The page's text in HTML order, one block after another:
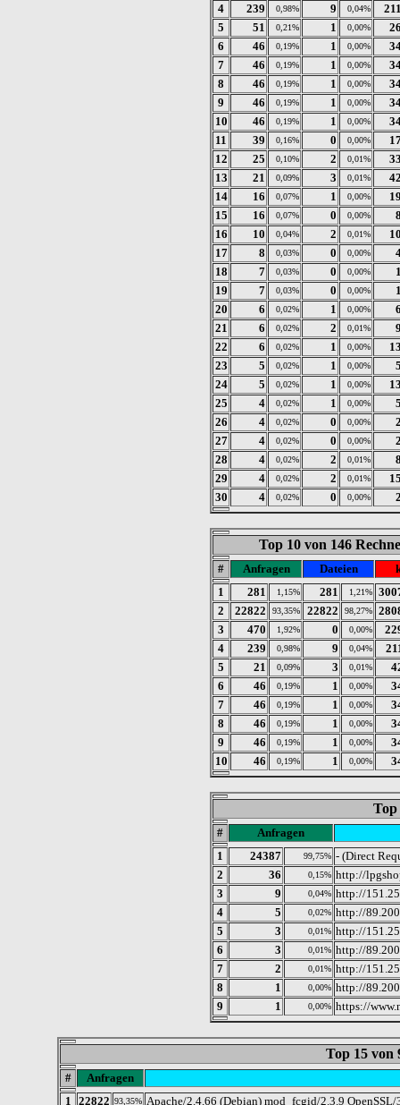
4
239 0,98% 9 0,04%
5
51 0,21% 1 0,00%
6
46 0,19% 1 0,00%
7
46 0,19% 1 0,00%
8
46 0,19% 1 0,00%
9
46 0,19% 1 0,00%
10
46 0,19% 1 0,00%
11
39 0,16% 0 0,00%
12
25 0,10% 2 0,01%
13
21 0,09% 3 0,01%
14
16 0,07% 1 0,00%
15
16 0,07% 0 0,00%
16
10 0,04% 2 0,01%
17
8 0,03% 0 0,00%
18
7 0,03% 0 0,00%
19
7 0,03% 0 0,00%
20
6 0,02% 1 0,00%
21
6 0,02% 2 0,01%
22
6 0,02% 1 0,00%
23
5 0,02% 1 0,00%
24
5 0,02% 1 0,00%
25
4 0,02% 1 0,00%
26
4 0,02% 0 0,00%
27
4 0,02% 0 0,00%
28
4 0,02% 2 0,01%
29
4 0,02% 2 0,01%
30
4 0,02% 0 0,00%
Top 10 von 146
# Anfragen Dateien
1
281 1,15% 281 1,21%
2
22822 93,35% 22822 98,27%
3
470 1,92% 0 0,00%
4
239 0,98% 9 0,04%
5
21 0,09% 3 0,01%
6
46 0,19% 1 0,00%
7
46 0,19% 1 0,00%
8
46 0,19% 1 0,00%
9
46 0,19% 1 0,00%
10
46 0,19% 1 0,00%
Top
#
Anfragen
1
24387 99,75% - (Direct
2
36 0,15% http://
3
9 0,04% http://
4
5 0,02% http://
5
3 0,01% http://
6
3 0,01% http://
7
2 0,01% http://
8
1 0,00% http://
9
1 0,00% https://
Top 15 von
#
Anfragen
1
22822 93,35% Apache/2.4.66 (Debian) mod_fcgid/2.3.9